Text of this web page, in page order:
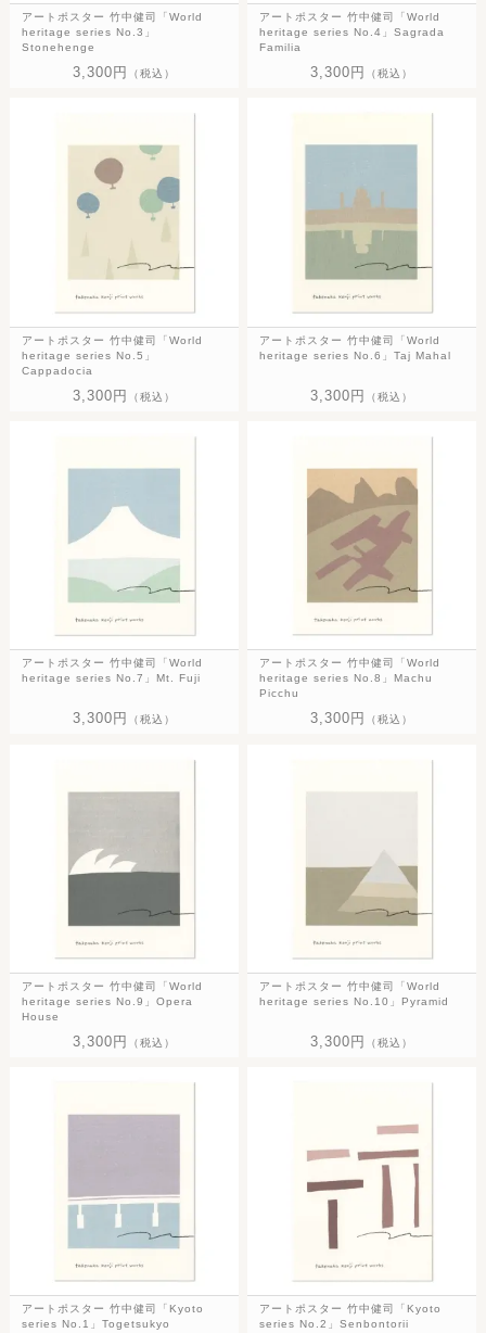
アートポスター 竹中健司「World
heritage series No.3」
Stonehenge
3,300円 （税込）
アートポスター 竹中健司「World
heritage series No.4」Sagrada
Familia
3,300円 （税込）
アートポスター 竹中健司「World
heritage series No.5」
Cappadocia
3,300円 （税込）
アートポスター 竹中健司「World
heritage series No.6」Taj Mahal
3,300円 （税込）
アートポスター 竹中健司「World
heritage series No.7」Mt. Fuji
3,300円 （税込）
アートポスター 竹中健司「World
heritage series No.8」Machu
Picchu
3,300円 （税込）
アートポスター 竹中健司「World
heritage series No.9」Opera
House
3,300円 （税込）
アートポスター 竹中健司「World
heritage series No.10」Pyramid
3,300円 （税込）
アートポスター 竹中健司「Kyoto
series No.1」Togetsukyo
アートポスター 竹中健司「Kyoto
series No.2」Senbontorii